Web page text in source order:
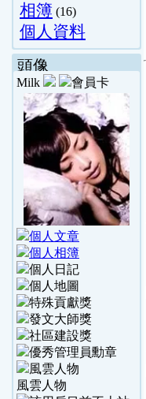
相簿 (16)
個人資料
頭像
Milk
風雲人物